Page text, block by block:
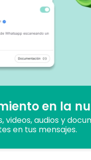
en la
videos, audios y
en tus mensajes.